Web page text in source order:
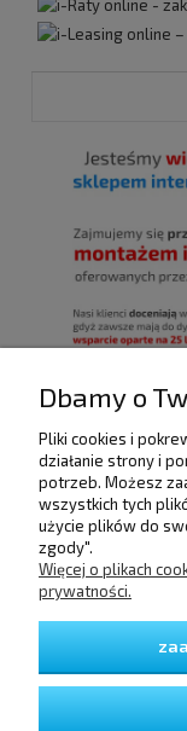
Dbamy o
Pliki cookies i
działanie strony i
potrzeb. Możesz
wszystkich tych
użycie plików do
zgody".
Więcej o plikach
prywatności.